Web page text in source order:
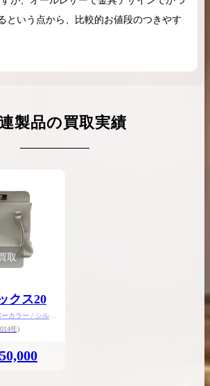
という点から、比較的お値段のつきやす
製品の買取実績
取
クス20
カラー / シルバ
年)